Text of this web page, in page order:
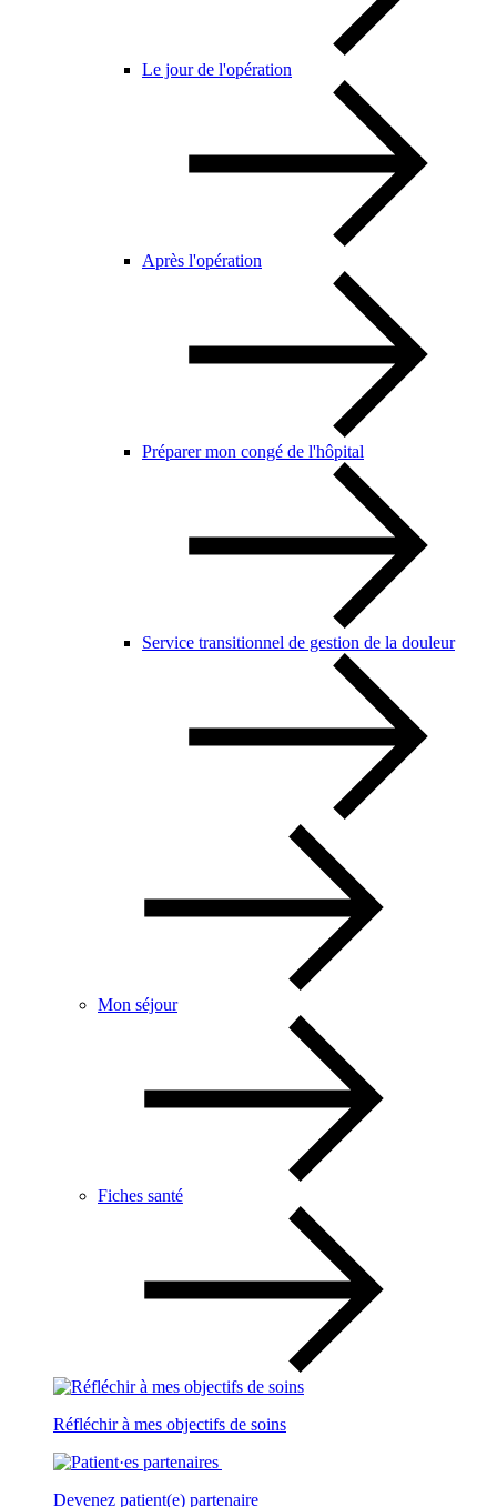
Le jour de l'opération
Après l'opération
Préparer mon congé de l'hôpital
Service transitionnel de gestion de la douleur
Mon séjour
Fiches santé
Réfléchir à mes objectifs de soins
Devenez patient(e) partenaire